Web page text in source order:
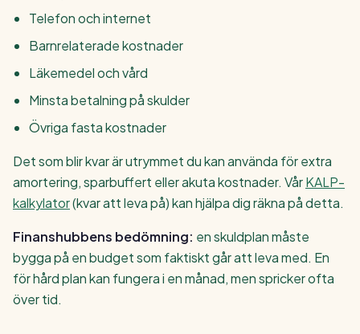
Telefon och internet
Barnrelaterade kostnader
Läkemedel och vård
Minsta betalning på skulder
Övriga fasta kostnader
Det som blir kvar är utrymmet du kan använda för extra
amortering, sparbuffert eller akuta kostnader. VårKALP-
kalkylator(kvar att leva på) kan hjälpa dig räkna på detta.
Finanshubbens bedömning: en skuldplan måste
bygga på en budget som faktiskt går att leva med. En
för hård plan kan fungera i en månad, men spricker ofta
över tid.